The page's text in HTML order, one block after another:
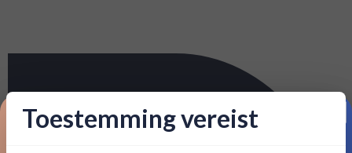
Toestemming vereist
Proost op je eerste korting!